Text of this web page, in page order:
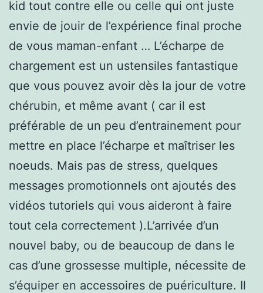
kid tout contre elle ou celle qui ont juste
envie de jouir de l’expérience final proche
de vous maman-enfant … L’écharpe de
chargement est un ustensiles fantastique
que vous pouvez avoir dès la jour de votre
chérubin, et même avant ( car il est
préférable de un peu d’entrainement pour
mettre en place l’écharpe et maîtriser les
noeuds. Mais pas de stress, quelques
messages promotionnels ont ajoutés des
vidéos tutoriels qui vous aideront à faire
tout cela correctement ).L’arrivée d’un
nouvel baby, ou de beaucoup de dans le
cas d’une grossesse multiple, nécessite de
s’équiper en accessoires de puériculture. Il